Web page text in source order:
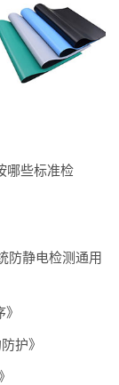
哪些标准检
防静电检测通用
护》